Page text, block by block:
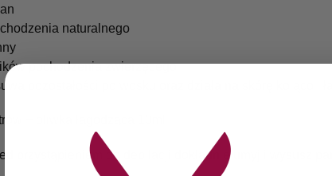
naturalnego
pochodzenia zwierzęcego
pozostałości po wosku oraz działa na skórę kojąco i
+ oliwka łagodząca 10ml
przystąpieniem do depilacji dokładnie umyj i wysusz